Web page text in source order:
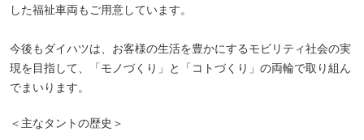
した福祉車両もご用意しています。
今後もダイハツは、お客様の生活を豊かにするモビリティ社会の実
現を目指して、「モノづくり」と「コトづくり」の両輪で取り組ん
でまいります。
＜主なタントの歴史＞